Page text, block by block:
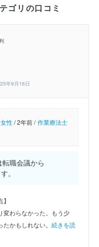
ゴリの口コミ
年9月16日
女性/2年前 / 作業療法士
職会議から
。
変わらなかった。もう少
かもしれない。 続きを読